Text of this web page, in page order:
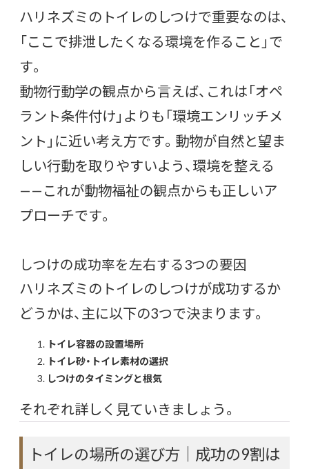
ハリネズミのトイレのしつけで重要なのは、
「ここで排泄したくなる環境を作ること」で
す。
動物行動学の観点から言えば、これは「オペ
ラント条件付け」よりも「環境エンリッチメ
ント」に近い考え方です。動物が自然と望ま
しい行動を取りやすいよう、環境を整える
——これが動物福祉の観点からも正しいア
プローチです。
しつけの成功率を左右する3つの要因
ハリネズミのトイレのしつけが成功するか
どうかは、主に以下の3つで決まります。
トイレ容器の設置場所
トイレ砂・トイレ素材の選択
しつけのタイミングと根気
それぞれ詳しく見ていきましょう。
トイレの場所の選び方｜成功の9割は